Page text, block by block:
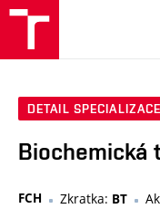
DETAIL SPECIALIZACE
Biochemická
FCH Zkratka: BT